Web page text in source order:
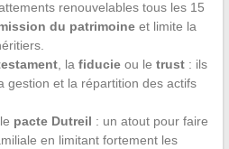
renouvelables tous les 15
du patrimoineet limite la
, la fiducieou le trust: ils
gestion et la répartition des actifs
pacte Dutreil : un atout pour faire
en limitant fortement les